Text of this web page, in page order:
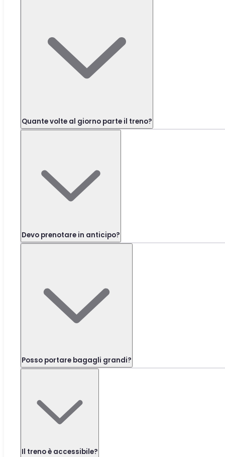
Quante volte al giorno parte il treno?
Devo prenotare in anticipo?
Posso portare bagagli grandi?
Il treno è accessibile?